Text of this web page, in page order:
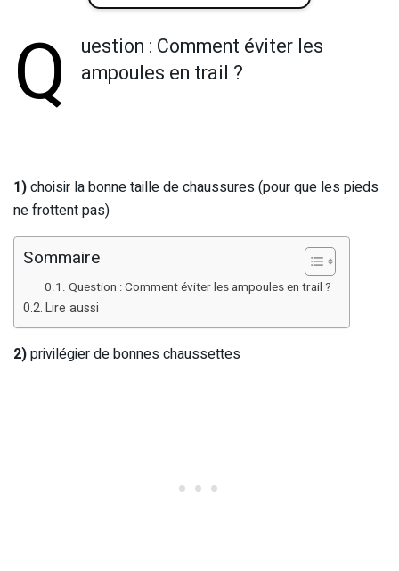
Q
uestion : Comment éviter les
ampoules en trail ?
1)choisir la bonne taille de chaussures (pour que les pieds
ne frottent pas)
Sommaire
Question : Comment éviter les ampoules en trail ?
Lire aussi
2)privilégier de bonnes chaussettes